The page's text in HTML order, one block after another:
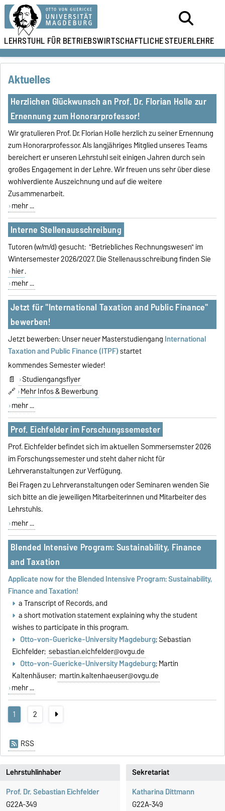
LEHRSTUHL FÜRBETRIEBSWIRTSCHAFTLICHESTEUERLEHRE
Aktuelles
Herzlichen Glückwunsch an Prof. Dr. Florian Holle zur
Ernennung zum Honorarprofessor!
Wir gratulieren Prof. Dr. Florian Holle herzlich zu seiner Ernennung
zum Honorarprofessor. Als langjähriges Mitglied unseres Teams
bereichert er unseren Lehrstuhl seit einigen Jahren durch sein
großes Engagement in der Lehre. Wir freuen uns sehr über diese
wohlverdiente Auszeichnung und auf die weitere
Zusammenarbeit.
mehr ...
Interne Stellenausschreibung
Tutoren (w/m/d) gesucht: "Betriebliches Rechnungswesen" im
Wintersemester 2026/2027. Die Stellenausschreibung finden Sie
hier.
mehr ...
Jetzt für "International Taxation and Public Finance"
bewerben!
Jetzt bewerben: Unser neuer Masterstudiengang International
Taxation and Public Finance (ITPF)startet
kommendes Semester wieder!
📄
Studiengangsflyer
🔗 Mehr Infos & Bewerbung
mehr ...
Prof. Eichfelder im Forschungssemester
Prof. Eichfelder befindet sich im aktuellen Sommersemster 2026
im Forschungssemester und steht daher nicht für
Lehrveranstaltungen zur Verfügung.
Bei Fragen zu Lehrveranstaltungen oder Seminaren wenden Sie
sich bitte an die jeweiligen Mitarbeiterinnen und Mitarbeiter des
Lehrstuhls.
mehr ...
Blended Intensive Program: Sustainability, Finance
and Taxation
Applicate now for the Blended Intensive Program: Sustainability,
Finance and Taxation!
a Transcript of Records, and
a short motivation statement explaining why the student
wishes to participate in this program.
Otto-von-Guericke-University Magdeburg; Sebastian
Eichfelder; sebastian.eichfelder@ovgu.de
Otto-von-Guericke-University Magdeburg; Martin
Kaltenhäuser; martin.kaltenhaeuser@ovgu.de
mehr ...
1 2
RSS
Lehrstuhlinhaber
Prof. Dr. Sebastian Eichfelder
G22A-349
Sekretariat
Katharina Dittmann
G22A-349